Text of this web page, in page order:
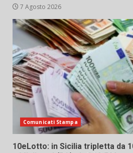
7 Agosto 2026
Comunicati Stampa
10eLotto: in Sicilia tripletta da